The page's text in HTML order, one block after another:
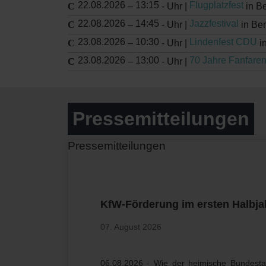
22.08.2026 – 13:15 - Uhr | Flugplatzfest in
22.08.2026 – 14:45 - Uhr | Jazzfestival in
23.08.2026 – 10:30 - Uhr | Lindenfest CDU
23.08.2026 – 13:00 - Uhr | 70 Jahre
Pressemitteilungen
Pressemitteilungen
KfW-Förderung im ersten
07. August 2026
06.08.2026 - Wie der heimische